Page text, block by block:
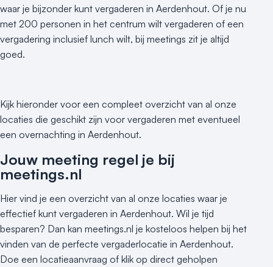
waar je bijzonder kunt vergaderen in Aerdenhout. Of je nu
met 200 personen in het centrum wilt vergaderen of een
vergadering inclusief lunch wilt, bij meetings zit je altijd
goed.
Kijk hieronder voor een compleet overzicht van al onze
locaties die geschikt zijn voor vergaderen met eventueel
een overnachting in Aerdenhout.
Jouw meeting regel je bij
meetings.nl
Hier vind je een overzicht van al onze locaties waar je
effectief kunt vergaderen in Aerdenhout. Wil je tijd
besparen? Dan kan meetings.nl je kosteloos helpen bij het
vinden van de perfecte vergaderlocatie in Aerdenhout.
Doe een locatieaanvraag of klik op direct geholpen